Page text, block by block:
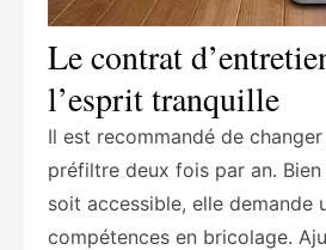
Le contrat
l’esprit tranquille
Il est recommandé de
préfiltre deux fois par an. Bien
soit accessible, elle demande
compétences en bricolage.